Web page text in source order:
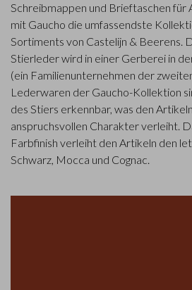
Schreibmappen und Brieftaschen
mit Gaucho die umfassendste
Sortiments von Castelijn & Beerens.
Stierleder wird in einer Gerberei in
(ein Familienunternehmen der
Lederwaren der Gaucho-Kollektion
des Stiers erkennbar, was den
anspruchsvollen Charakter verleiht.
Farbfinish verleiht den Artikeln den
Schwarz, Mocca und Cognac.